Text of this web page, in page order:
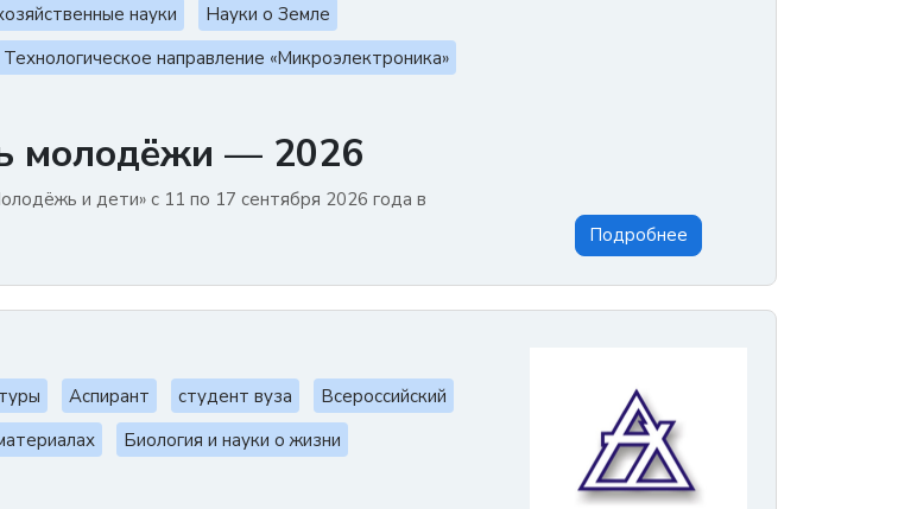
науки
Науки о Земле
Технологическое направление «Микроэлектроника»
молодёжи — 2026
и дети» с 11 по 17 сентября 2026 года в
Подробнее
Аспирант студент вуза
Всероссийский
Биология и науки о жизни